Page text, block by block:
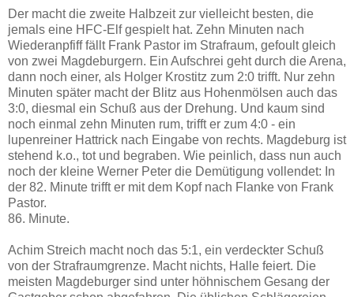
Der macht die zweite Halbzeit zur vielleicht besten, die
jemals eine HFC-Elf gespielt hat. Zehn Minuten nach
Wiederanpfiff fällt Frank Pastor im Strafraum, gefoult gleich
von zwei Magdeburgern. Ein Aufschrei geht durch die Arena,
dann noch einer, als Holger Krostitz zum 2:0 trifft. Nur zehn
Minuten später macht der Blitz aus Hohenmölsen auch das
3:0, diesmal ein Schuß aus der Drehung. Und kaum sind
noch einmal zehn Minuten rum, trifft er zum 4:0 - ein
lupenreiner Hattrick nach Eingabe von rechts. Magdeburg ist
stehend k.o., tot und begraben. Wie peinlich, dass nun auch
noch der kleine Werner Peter die Demütigung vollendet: In
der 82. Minute trifft er mit dem Kopf nach Flanke von Frank
Pastor.
86. Minute.
Achim Streich macht noch das 5:1, ein verdeckter Schuß
von der Strafraumgrenze. Macht nichts, Halle feiert. Die
meisten Magdeburger sind unter höhnischem Gesang der